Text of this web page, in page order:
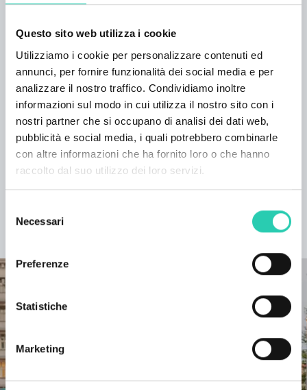
Questo sito web utilizza i cookie
Utilizziamo i cookie per personalizzare contenuti ed
annunci, per fornire funzionalità dei social media e per
analizzare il nostro traffico. Condividiamo inoltre
informazioni sul modo in cui utilizza il nostro sito con i
nostri partner che si occupano di analisi dei dati web,
pubblicità e social media, i quali potrebbero combinarle
con altre informazioni che ha fornito loro o che hanno
raccolto dal suo utilizzo dei loro servizi.
delNecessari
Preferenze
Statistiche
Marketing
***GO! 2025 ha una propria policy di pubblicazione
degli eventi, consultabile a questolink . Non tutte le
informazioni presenti possono risultare aggiornate
responsabilità in merito. Si consiglia di contattare
l’organizzatore responsabile dell’evento per verificare
le informazioni di interesse.